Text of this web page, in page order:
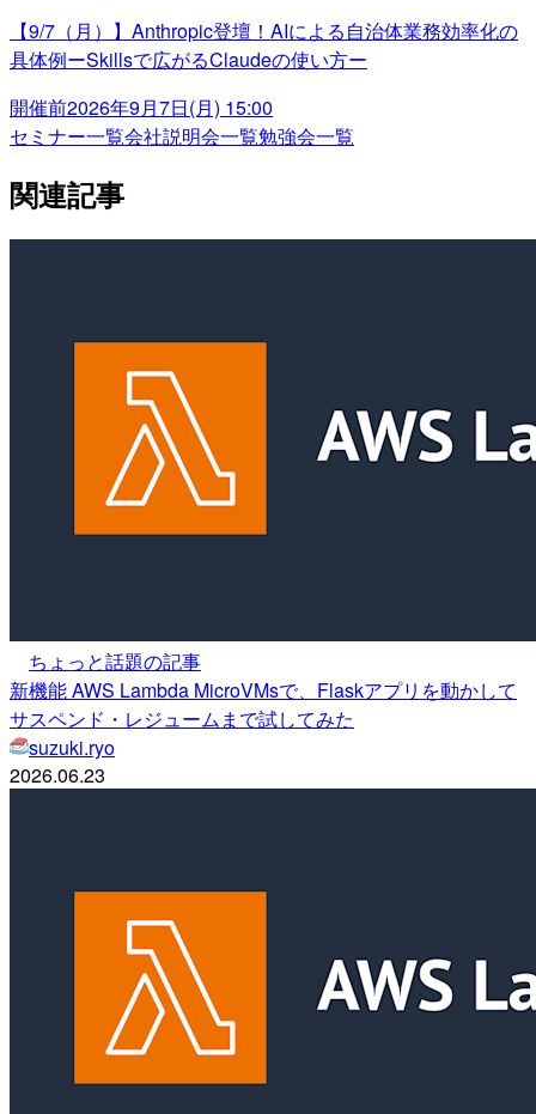
【9/7（月）】Anthropic登壇！AIによる自治体業務効率化の
具体例ーSkillsで広がるClaudeの使い方ー
開催前2026年9月7日(月) 15:00
セミナー一覧会社説明会一覧勉強会一覧
関連記事
ちょっと話題の記事
新機能 AWS Lambda MicroVMsで、Flaskアプリを動かして
サスペンド・レジュームまで試してみた
suzuki.ryo
2026.06.23